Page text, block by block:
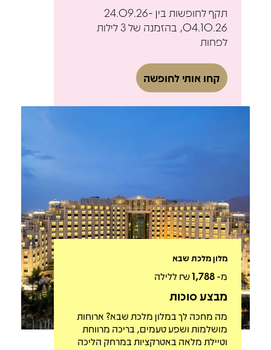
תקף לחופשות בין 24.09.26-
04.10.26, בהזמנה של 3 לילות
לפחות
קחו אותי לחופשה
מלון מלכת שבא
מ-1,788₪ ללילה
מבצע סוכות
מה מחכה לך במלון מלכת שבא? ארוחות
מושלמות ושפע טעמים, בריכה מרווחת
וטיילת מלאה באטרקציות במרחק הליכה